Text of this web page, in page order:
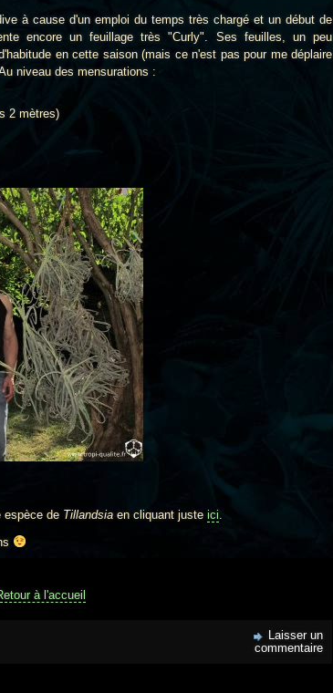
cause d'un emploi du temps très chargé et un début de
encore un feuillage très "Curly". Ses feuilles, un peu
en cette saison (mais ce n'est pas pour me déplaire
niveau des mensurations :
2 mètres)
espèce de Tillandsia en cliquant juste ici.
à l'accueil
Laisser un
commentaire